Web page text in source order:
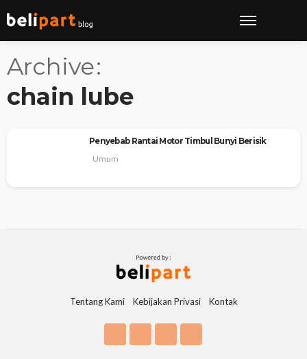
Archive
chain lube
Penyebab Rantai Motor Timbul Bunyi Berisik
Umum
Tentang Kami Kebijakan Privasi Kontak